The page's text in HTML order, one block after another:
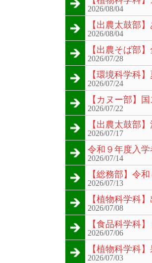
2026/08/04
【出農太鼓部
2026/08/04
【出農そば部
2026/07/28
【環境科学科
2026/07/24
【カヌー部】
2026/07/22
【出農太鼓部
2026/07/17
令和９年度入学
2026/07/14
【総務部】令
2026/07/13
【植物科学科
2026/07/08
【食品科学科
2026/07/06
【植物科学科
2026/07/03